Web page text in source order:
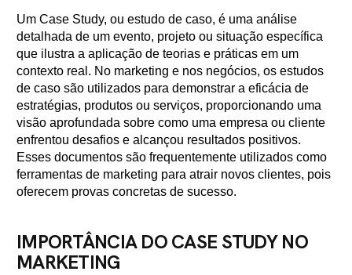
Um Case Study, ou estudo de caso, é uma análise
detalhada de um evento, projeto ou situação específica
que ilustra a aplicação de teorias e práticas em um
contexto real. No marketing e nos negócios, os estudos
de caso são utilizados para demonstrar a eficácia de
estratégias, produtos ou serviços, proporcionando uma
visão aprofundada sobre como uma empresa ou cliente
enfrentou desafios e alcançou resultados positivos.
Esses documentos são frequentemente utilizados como
ferramentas de marketing para atrair novos clientes, pois
oferecem provas concretas de sucesso.
IMPORTÂNCIA DO CASE STUDY NO
MARKETING